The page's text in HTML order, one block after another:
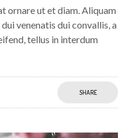
ornare ut et diam. Aliquam
venenatis dui convallis, a
tellus in interdum
SHARE